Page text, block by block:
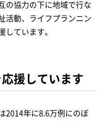
の協力の下に地域で行な
活動、ライフプランニン
しています。
援しています
2014年に8.6万例にのぼ